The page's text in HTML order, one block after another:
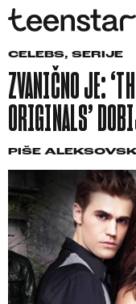
CELEBS, SERIJE
ZVANIČNO JE:
ORIGINALS’
PIŠE